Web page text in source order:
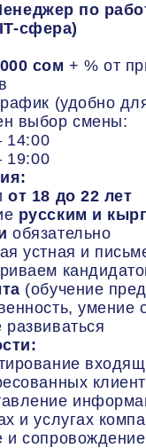
по
сфера)
сом + % от
(удобно
выбор смены:
14:00
19:00
от 18 до 22 лет
русским и
обязательно
устная и
(обучение
умение
и услугах
и сопровождение